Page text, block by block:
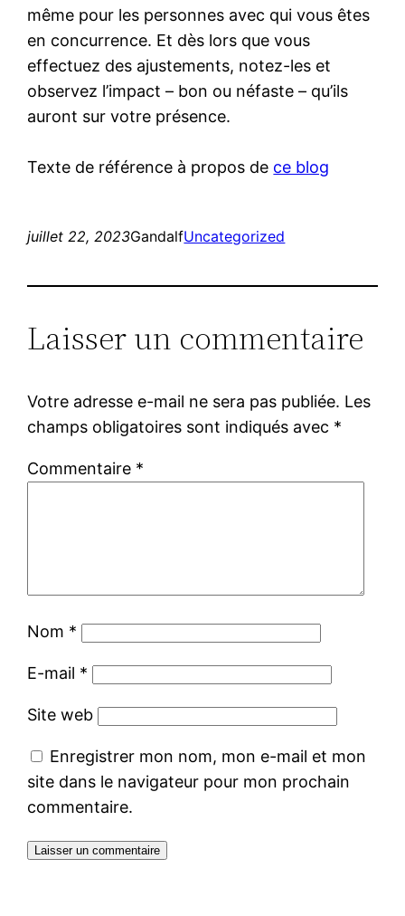
même pour les personnes avec qui vous êtes
en concurrence. Et dès lors que vous
effectuez des ajustements, notez-les et
observez l’impact – bon ou néfaste – qu’ils
auront sur votre présence.
Texte de référence à propos de ce blog
juillet 22, 2023GandalfUncategorized
Laisser un commentaire
Votre adresse e-mail ne sera pas publiée. Les
champs obligatoires sont indiqués avec *
Commentaire *
Nom *
E-mail *
Site web
Enregistrer mon nom, mon e-mail et mon
site dans le navigateur pour mon prochain
commentaire.